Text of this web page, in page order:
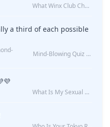
What Winx Club Character Are You?
a third of each possible
Mind-Blowing Quiz Reveals: Will I Be Alone Forever?
What Is My Sexual Orientation: Uncovered